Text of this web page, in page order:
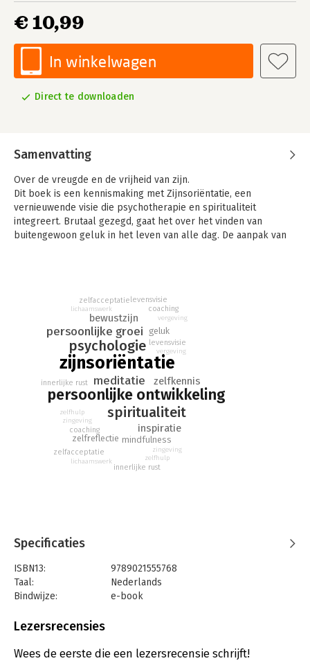
€ 10,99
In winkelwagen
Direct te downloaden
Samenvatting
Over de vreugde en de vrijheid van zijn.
Dit boek is een kennismaking met Zijnsoriëntatie, een
vernieuwende visie die psychotherapie en spiritualiteit
integreert. Brutaal gezegd, gaat het over het vinden van
buitengewoon geluk in het leven van alle dag. De aanpak van
zijnsoriëntatie
persoonlijke ontwikkeling
psychologie
spiritualiteit
persoonlijke groei
meditatie
bewustzijn
zelfkennis
inspiratie
mindfulness
zelfreflectie
geluk
levensvisie
coaching
vergeving
zingeving
zelfhulp
innerlijke rust
lichaamswerk
zelfacceptatielevensvisie
coaching
vergeving
zingeving
zelfhulp
innerlijke rust
lichaamswerk
zelfacceptatie
Specificaties
ISBN13:
9789021555768
Taal:
Nederlands
Bindwijze:
e-book
Bestandsformaat:
Uitgever:
Kosmos Uitgevers
Lezersrecensies
Wees de eerste die een lezersrecensie schrijft!